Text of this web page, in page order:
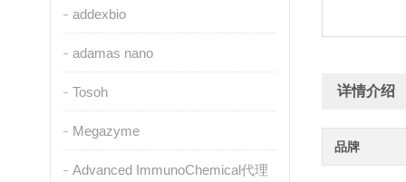
addexbio
adamas nano
Tosoh
Megazyme
Advanced ImmunoChemical代理
详情介绍
品牌